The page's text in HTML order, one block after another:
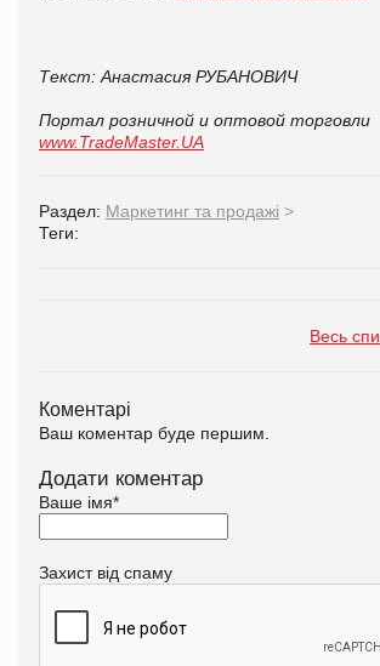
Текст: Анастасия РУБАНОВИЧ
Портал розничной и оптовой торговли
www.TradeMaster.UA
Раздел: Маркетинг та продажі >
Теги:
Весь
Коментарі
Ваш коментар буде першим.
Додати коментар
Ваше імя*
Захист від спаму